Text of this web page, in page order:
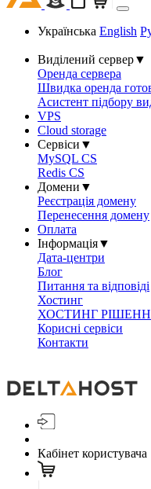
Українська English
Виділений сервер▼
Оренда сервера
Швидка оренда
Асистент підбору
VPS
Cloud storage
Сервіси ▼
MySQL CS
Redis CS
Домени ▼
Реєстрація домену
Перенесення домену
Оплата
Інформація▼
Дата-центри
Блог
Питання та відповіді
Хостинг
ХОСТИНГ
Корисні сервіси
Контакти
Кабінет користувача